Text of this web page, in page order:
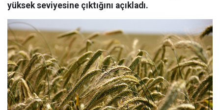
yüksek seviyesine çıktığını açıkladı.